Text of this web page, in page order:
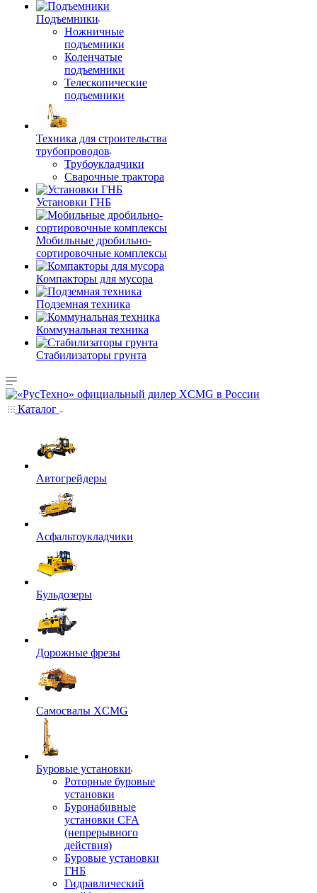
Подъемники
Ножничные
подъемники
Коленчатые
подъемники
Телескопические
подъемники
Техника для строительства
трубопроводов
Трубоукладчики
Сварочные трактора
Установки ГНБ
Мобильные дробильно-
сортировочные комплексы
Компакторы для мусора
Подземная техника
Коммунальная техника
Стабилизаторы грунта
Каталог
Автогрейдеры
Асфальтоукладчики
Бульдозеры
Дорожные фрезы
Самосвалы XCMG
Буровые установки
Роторные буровые
установки
Буронабивные
установки CFA
(непрерывного
действия)
Буровые установки
ГНБ
Гидравлический